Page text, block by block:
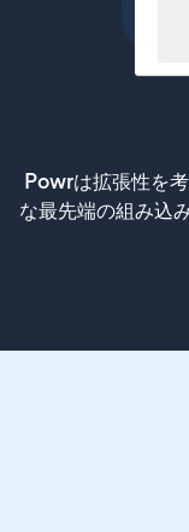
Powrは拡張性を
な最先端の組み込